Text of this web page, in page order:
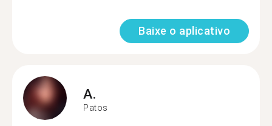
Baixe o aplicativo
A.
Patos